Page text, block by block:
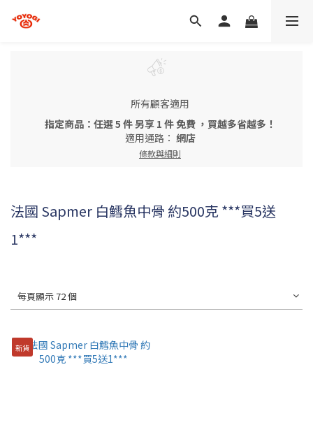
所有顧客適用
指定商品：任選 5 件 另享 1 件 免費 ，買越多省越多！
適用通路： 網店
條款與細則
法國 Sapmer 白鱈魚中骨 約500克 ***買5送
1***
每頁顯示 72 個
新貨